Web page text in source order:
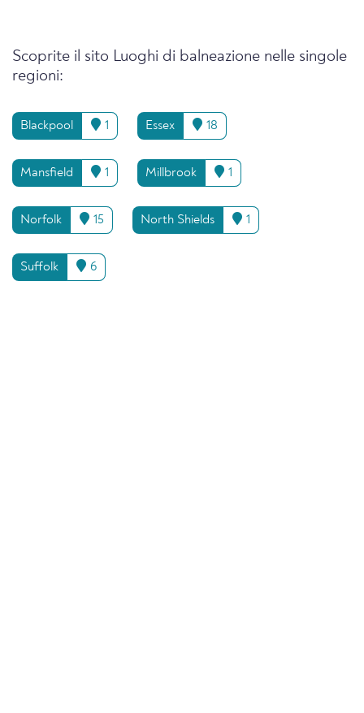
Scoprite il sito Luoghi di balneazione nelle singole
regioni:
Blackpool 1 Essex 18
Mansfield 1 Millbrook 1
Norfolk 15 North Shields 1
Suffolk 6